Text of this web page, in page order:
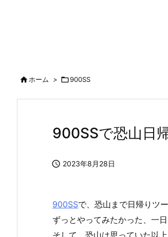
ホーム > 900SS
900SSで恐山日
 2023年8月28日
900SSで、恐山まで日帰りツ
ずっとやってみたかった、一
そして、恐山は思っていた以